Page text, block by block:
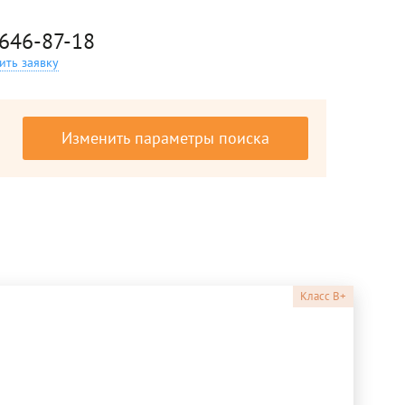
87-18
заявку
Изменить параметры поиска
Класс B+